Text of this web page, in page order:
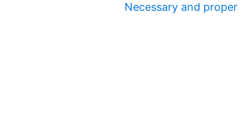
Necessary and proper